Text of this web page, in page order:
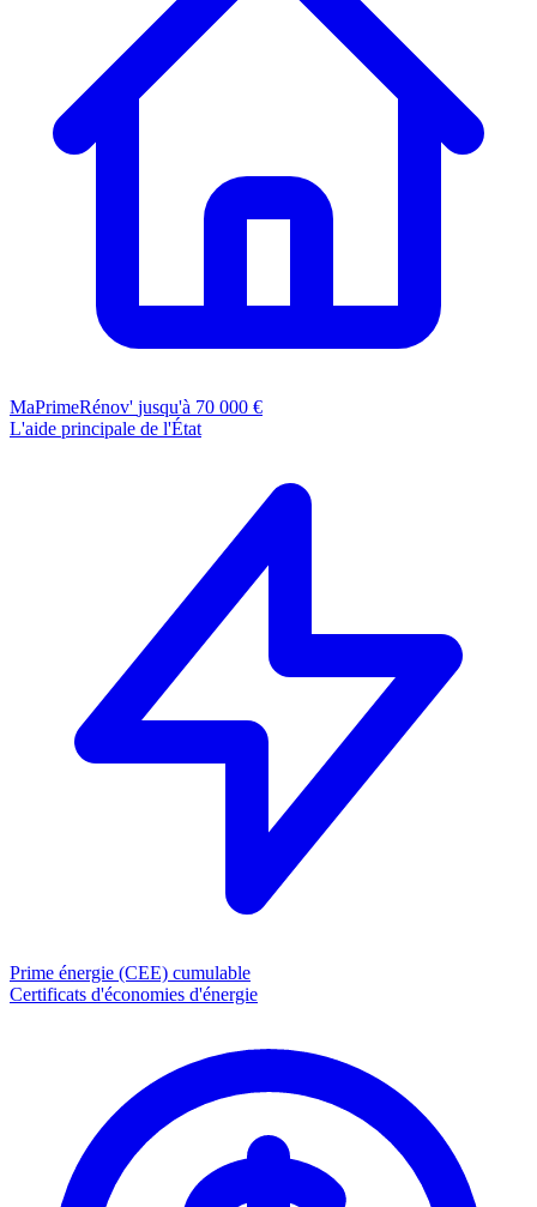
MaPrimeRénov' jusqu'à 70 000 €
L'aide principale de l'État
Prime énergie (CEE) cumulable
Certificats d'économies d'énergie